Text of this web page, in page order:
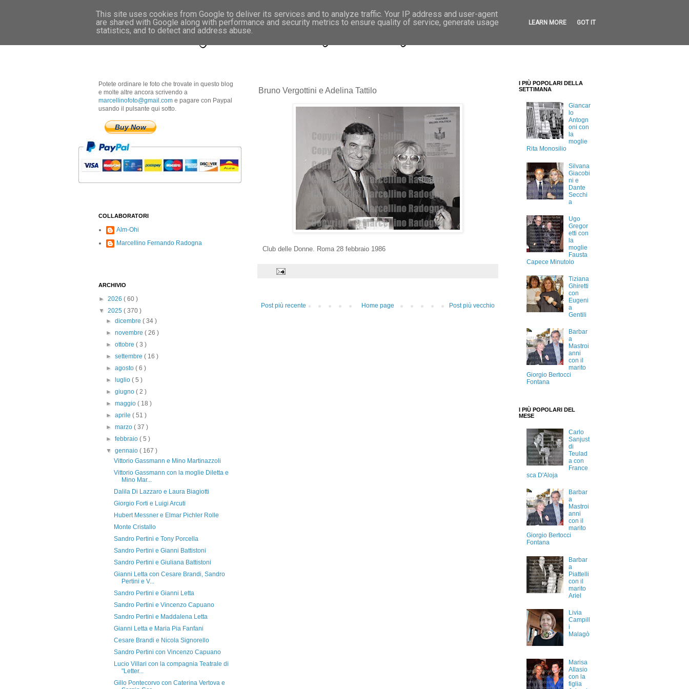
Marcellino Radogna - Fotonotizie per la stampa
Bruno Vergottini e Adelina Tattilo
Club delle Donne. Roma 28 febbraio 1986
Post più recente Post più vecchio
Home page
Potete ordinare le foto che trovate in questo blog
e molte altre ancora scrivendo a
marcellinofoto@gmail.com e pagare con Paypal
usando il pulsante qui sotto.
Buy Now
COLLABORATORI
Alm-Ohi
Marcellino Fernando Radogna
ARCHIVIO
► 2026 ( 60 )
▼ 2025 ( 370 )
►dicembre( 34 )
►novembre( 26 )
►ottobre( 3 )
►settembre( 16 )
►agosto( 6 )
►
luglio( 5 )
►giugno( 2 )
►maggio( 18 )
►aprile( 51 )
►marzo( 37 )
►febbraio( 5 )
▼gennaio( 167 )
Vittorio Gassmann e Mino Martinazzoli
Vittorio Gassmann con la moglie Diletta e
Mino Mar...
Dalila Di Lazzaro e Laura Biagiotti
Giorgio Forti e Luigi Arcuti
Hubert Messner e Elmar Pichler Rolle
Monte Cristallo
Sandro Pertini e Tony Porcella
Sandro Pertini e Gianni Battistoni
Sandro Pertini e Giuliana Battistoni
Gianni Letta con Cesare Brandi, Sandro
Pertini e V...
Sandro Pertini e Gianni Letta
Sandro Pertini e Vincenzo Capuano
Sandro Pertini e Maddalena Letta
Gianni Letta e Maria Pia Fanfani
Cesare Brandi e Nicola Signorello
Sandro Pertini con Vincenzo Capuano
Lucio Villari con la compagnia Teatrale di
"Letter...
Gillo Pontecorvo con Caterina Vertova e
I PIÙ POPOLARI DELLA
SETTIMANA
Giancar
lo
Antogn
oni con
la
moglie
Rita Monosilio
Silvana
Giacobi
ni e
Dante
Secchi
a
Ugo
Gregor
etti con
la
moglie
Fausta
Capece Minutolo
Tiziana
Ghiretti
con
Eugeni
a
Gentili
Barbar
a
Mastroi
anni
con il
marito
Giorgio Bertocci
Fontana
I PIÙ POPOLARI DEL
MESE
Carlo
Sanjust
di
Teulad
a con
France
sca D'Aloja
Barbar
a
Mastroi
anni
con il
marito
Giorgio Bertocci
Fontana
Barbar
a
Piattelli
con il
marito
Ariel
Livia
Campill
i
Malagò
Marisa
Allasio
con la
figlia
This site uses cookies from Google to deliver its services and to analyze traffic. Your IP address and user-agent
are shared with Google along with performance and security metrics to ensure quality of service, generate usage
statistics, and to detect and address abuse.
LEARN MORE GOT IT